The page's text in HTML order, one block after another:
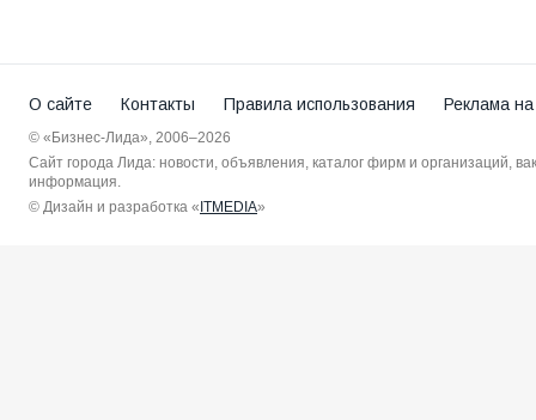
О сайте Контакты Правила использования Реклама
© «Бизнес-Лида», 2006–2026
Сайт города Лида: новости, объявления, каталог фирм и организаций,
информация.
© Дизайн и разработка «ITMEDIA»